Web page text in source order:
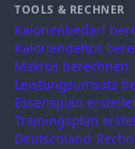
TOOLS & RECHNER
Kalorienbedarf
Kaloriendefizit
Makros berechnen
Leistungsumsatz
Essensplan
Trainingsplan
Deutschland-